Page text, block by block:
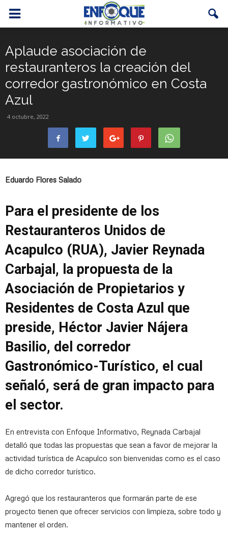
Aplaude asociación de
restauranteros la creación del
corredor gastronómico en Costa
Azul
4 octubre, 2022
Eduardo Flores Salado
Para el presidente de los
Restauranteros Unidos de
Acapulco (RUA), Javier Reynada
Carbajal, la propuesta de la
Asociación de Propietarios y
Residentes de Costa Azul que
preside, Héctor Javier Nájera
Basilio, del corredor
Gastronómico-Turístico, el cual
señaló, será de gran impacto para
el sector.
En entrevista con Enfoque Informativo, Reynada Carbajal
detalló que todas las propuestas que sean a favor de mejorar la
actividad turística de Acapulco son bienvenidas como es el caso
de dicho corredor turístico.
Agregó que los restauranteros que formarán parte de ese
proyecto tienen que ofrecer servicios con limpieza, sobre todo y
mantener el orden.